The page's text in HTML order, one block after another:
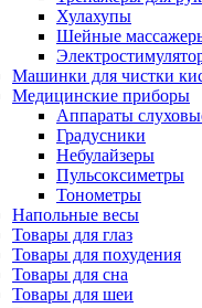
Хулахупы
Шейные
Машинки для чистки
Медицинские приборы
Аппараты
Градусники
Небулайзеры
Пульсоксиметры
Тонометры
Напольные весы
Товары для глаз
Товары для похудения
Товары для сна
Товары для шеи